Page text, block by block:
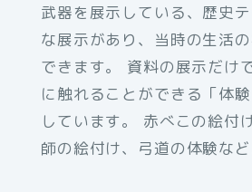
武器を展示している、歴史
な展示があり、当時の生活
できます。 資料の展示だけ
に触れることができる「体
しています。 赤べこの絵付
師の絵付け、弓道の体験など